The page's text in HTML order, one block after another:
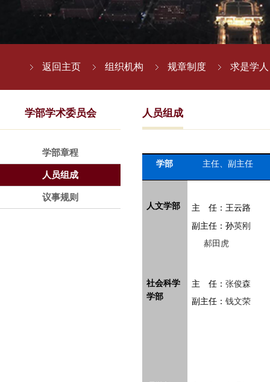
返回主页 组织机构 规章制度 求是学人
学部学术委员会
学部章程
人员组成
议事规则
人员组成
学部 主任、副主任
人文学部
主 任：王云路
副主任：孙英刚
郝田虎
社会科学
学部
主 任： 张俊森
副主任： 钱文荣